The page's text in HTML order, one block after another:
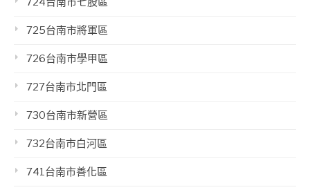
725台南市將軍區
726台南市學甲區
727台南市北門區
730台南市新營區
732台南市白河區
741台南市善化區